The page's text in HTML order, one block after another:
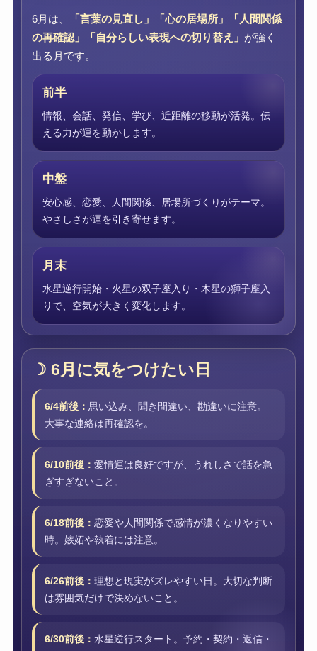
6月は、
「言葉の見直し」「心の居場所」「人間関係
の再確認」「自分らしい表現への切り替え」 が強く
出る月です。
前半
情報、会話、発信、学び、近距離の移動が活発。伝
える力が運を動かします。
中盤
安心感、恋愛、人間関係、居場所づくりがテーマ。
やさしさが運を引き寄せます。
月末
水星逆行開始・火星の双子座入り・木星の獅子座入
りで、空気が大きく変化します。
☽ 6月に気をつけたい日
6/4前後： 思い込み、聞き間違い、勘違いに注意。
大事な連絡は再確認を。
6/10前後： 愛情運は良好ですが、うれしさで話を急
ぎすぎないこと。
6/18前後： 恋愛や人間関係で感情が濃くなりやすい
時。嫉妬や執着には注意。
6/26前後： 理想と現実がズレやすい日。大切な判断
は雰囲気だけで決めないこと。
6/30前後： 水星逆行スタート。予約・契約・返信・